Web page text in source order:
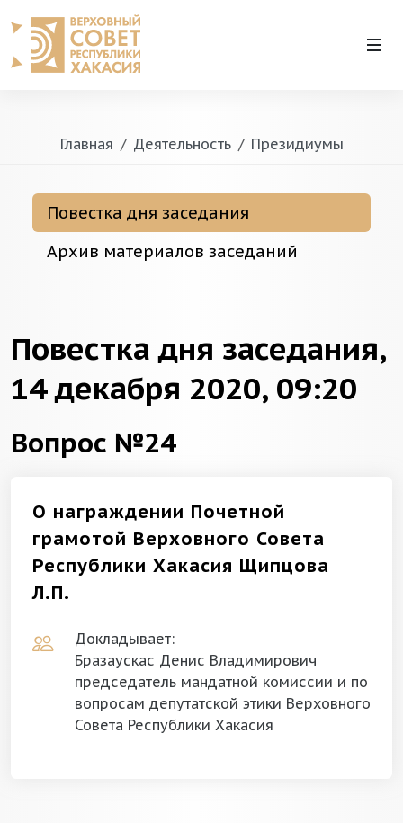
Главная Деятельность Президиумы
Повестка дня заседания
Архив материалов заседаний
Повестка дня заседания,
14 декабря 2020, 09:20
Вопрос №24
О награждении Почетной
грамотой Верховного Совета
Республики Хакасия Щипцова
Л.П.
Докладывает:
Бразаускас Денис Владимирович
председатель мандатной комиссии и по
вопросам депутатской этики Верховного
Совета Республики Хакасия